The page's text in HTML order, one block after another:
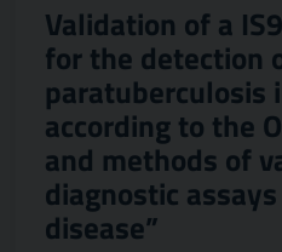
Validation of a
for the detection
paratuberculosis
according to the
and methods of
diagnostic
disease”